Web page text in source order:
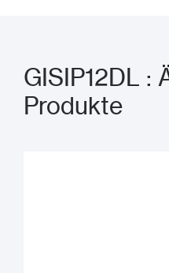
GISIP12DL :
Produkte